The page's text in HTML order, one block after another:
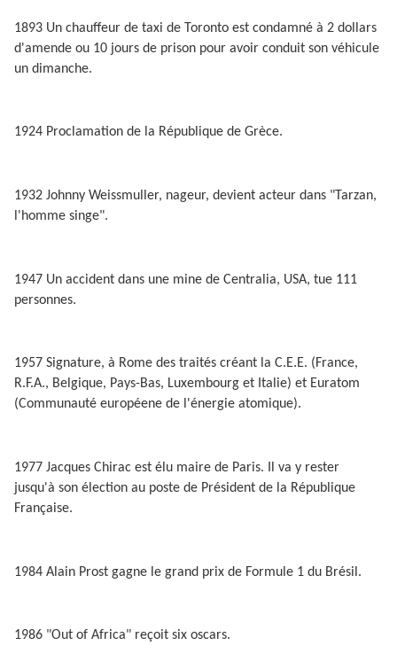
1893 Un chauffeur de taxi de Toronto est condamné à 2 dollars
d'amende ou 10 jours de prison pour avoir conduit son véhicule
un dimanche.
1924 Proclamation de la République de Grèce.
1932 Johnny Weissmuller, nageur, devient acteur dans "Tarzan,
l'homme singe".
1947 Un accident dans une mine de Centralia, USA, tue 111
personnes.
1957 Signature, à Rome des traités créant la C.E.E. (France,
R.F.A., Belgique, Pays-Bas, Luxembourg et Italie) et Euratom
(Communauté européene de l'énergie atomique).
1977 Jacques Chirac est élu maire de Paris. Il va y rester
jusqu'à son élection au poste de Président de la République
Française.
1984 Alain Prost gagne le grand prix de Formule 1 du Brésil.
1986 "Out of Africa" reçoit six oscars.